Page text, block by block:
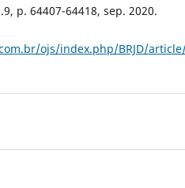
p. 64407-64418, sep. 2020.
ojs/index.php/BRJD/